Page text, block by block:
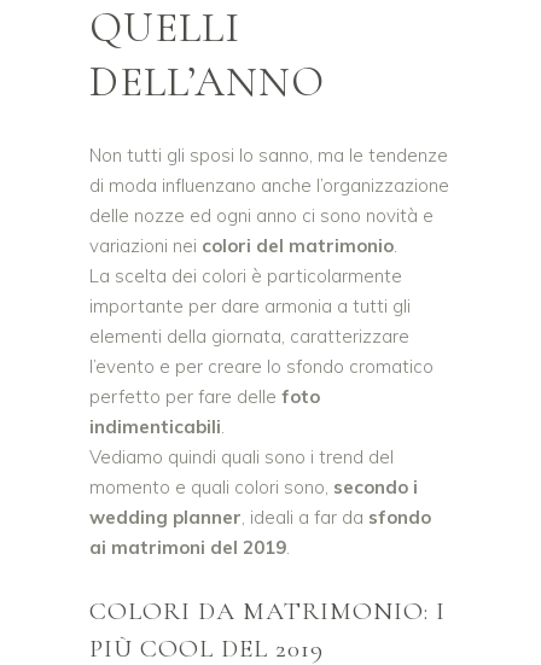
QUELLI
DELL’ANNO
Non tutti gli sposi lo sanno, ma le tendenze
di moda influenzano anche l’organizzazione
delle nozze ed ogni anno ci sono novità e
variazioni nei colori del matrimonio.
La scelta dei colori è particolarmente
importante per dare armonia a tutti gli
elementi della giornata, caratterizzare
l’evento e per creare lo sfondo cromatico
perfetto per fare delle foto
indimenticabili.
Vediamo quindi quali sono i trend del
momento e quali colori sono, secondo i
wedding planner, ideali a far da sfondo
ai matrimoni del 2019.
COLORI DA MATRIMONIO: I
PIÙ COOL DEL 2019